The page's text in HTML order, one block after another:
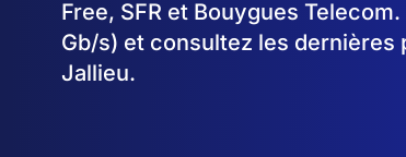
Free, SFR et Bouygues
Gb/s) et consultez les dernières
Jallieu.